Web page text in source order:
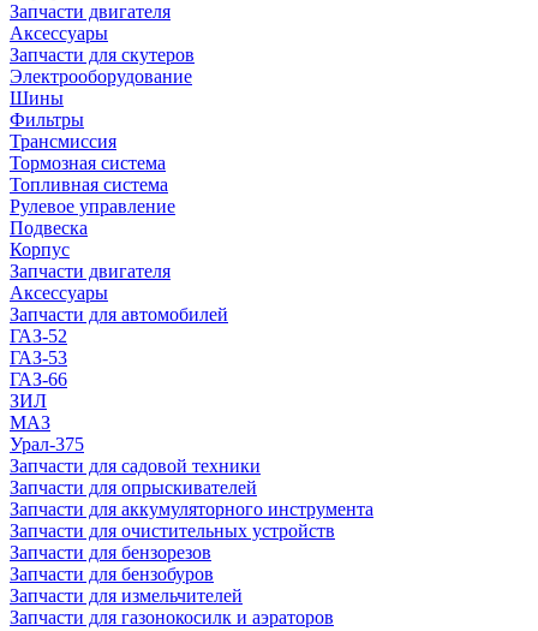
Запчасти двигателя
Аксессуары
Запчасти для скутеров
Электрооборудование
Шины
Фильтры
Трансмиссия
Тормозная система
Топливная система
Рулевое управление
Подвеска
Корпус
Запчасти двигателя
Аксессуары
Запчасти для автомобилей
ГАЗ-52
ГАЗ-53
ГАЗ-66
ЗИЛ
МАЗ
Урал-375
Запчасти для садовой техники
Запчасти для опрыскивателей
Запчасти для аккумуляторного инструмента
Запчасти для очистительных устройств
Запчасти для бензорезов
Запчасти для бензобуров
Запчасти для измельчителей
Запчасти для газонокосилк и аэраторов